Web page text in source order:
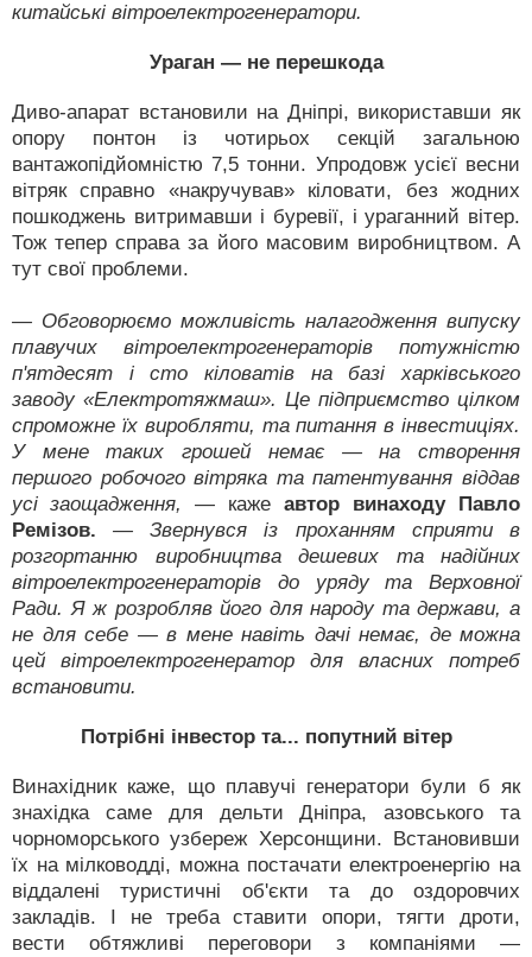
китайські вітроелектрогенератори.
Ураган — не перешкода
Диво-апарат встановили на Дніпрі, використавши як
опору понтон із чотирьох секцій загальною
вантажопідйомністю 7,5 тонни. Упродовж усієї весни
вітряк справно «накручував» кіловати, без жодних
пошкоджень витримавши і буревії, і ураганний вітер.
Тож тепер справа за його масовим виробництвом. А
тут свої проблеми.
— Обговорюємо можливість налагодження випуску
плавучих вітроелектрогенераторів потужністю
п'ятдесят і сто кіловатів на базі харківського
заводу «Електротяжмаш». Це підприємство цілком
спроможне їх виробляти, та питання в інвестиціях.
У мене таких грошей немає — на створення
першого робочого вітряка та патентування віддав
усі заощадження,
— каже автор винаходу Павло
Ремізов.
— Звернувся із проханням сприяти в
розгортанню виробництва дешевих та надійних
вітроелектрогенераторів до уряду та Верховної
Ради. Я ж розробляв його для народу та держави, а
не для себе — в мене навіть дачі немає, де можна
цей вітроелектрогенератор для власних потреб
встановити.
Потрібні інвестор та... попутний вітер
Винахідник каже, що плавучі генератори були б як
знахідка саме для дельти Дніпра, азовського та
чорноморського узбереж Херсонщини. Встановивши
їх на мілководді, можна постачати електроенергію на
віддалені туристичні об'єкти та до оздоровчих
закладів. І не треба ставити опори, тягти дроти,
вести обтяжливі переговори з компаніями —